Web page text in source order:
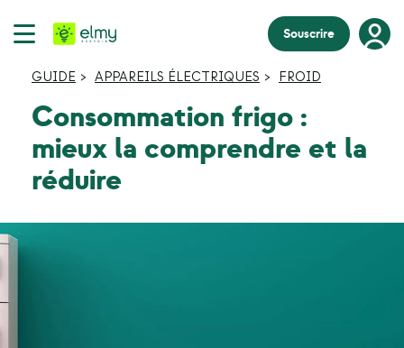
Souscrire
GUIDE APPAREILS ÉLECTRIQUES FROID
Consommation frigo :
mieux la comprendre et la
réduire